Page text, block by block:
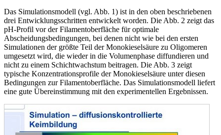
Das Simulationsmodell (vgl. Abb. 1) ist in den oben beschriebenen
drei Entwicklungsschritten entwickelt worden. Die Abb. 2 zeigt das
pH-Profil vor der Filamentoberfläche für optimale
Abscheidungsbedingungen, bei denen nicht wie bei den ersten
Simulationen der größte Teil der Monokieselsäure zu Oligomeren
umgesetzt wird, die wieder in die Volumenphase diffundieren und
nicht zu einem Schichtwachstum beitragen. Die Abb. 3 zeigt
typische Konzentrationsprofile der Monokieselsäure unter diesen
Bedingungen zur Filamentoberfläche. Das Simulationsmodell liefert
eine gute Übereinstimmung mit den experimentellen Ergebnissen.